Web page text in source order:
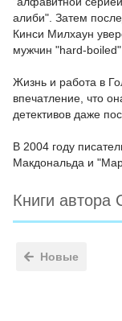
алиби". Затем
Кинси Милхаун
мужчин "hard-boiled"
Жизнь и работа в
впечатление, что
детективов даже
В 2004 году
Макдональда и
Книги автора
Новые